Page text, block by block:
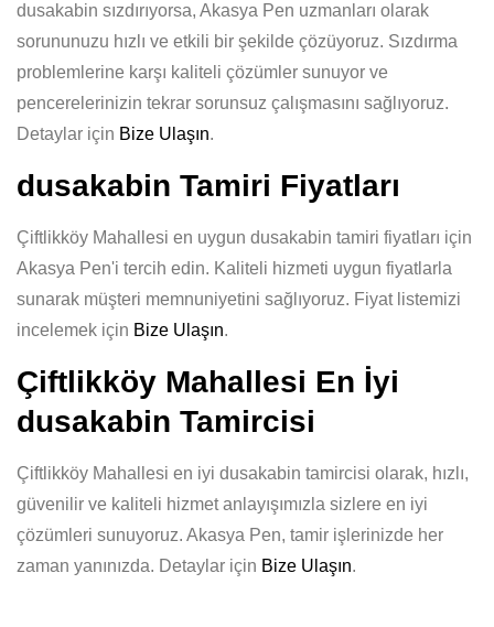
dusakabin sızdırıyorsa, Akasya Pen uzmanları olarak
sorununuzu hızlı ve etkili bir şekilde çözüyoruz. Sızdırma
problemlerine karşı kaliteli çözümler sunuyor ve
pencerelerinizin tekrar sorunsuz çalışmasını sağlıyoruz.
Detaylar için Bize Ulaşın.
dusakabin Tamiri Fiyatları
Çiftlikköy Mahallesi en uygun dusakabin tamiri fiyatları için
Akasya Pen'i tercih edin. Kaliteli hizmeti uygun fiyatlarla
sunarak müşteri memnuniyetini sağlıyoruz. Fiyat listemizi
incelemek için Bize Ulaşın.
Çiftlikköy Mahallesi En İyi
dusakabin Tamircisi
Çiftlikköy Mahallesi en iyi dusakabin tamircisi olarak, hızlı,
güvenilir ve kaliteli hizmet anlayışımızla sizlere en iyi
çözümleri sunuyoruz. Akasya Pen, tamir işlerinizde her
zaman yanınızda. Detaylar için Bize Ulaşın.